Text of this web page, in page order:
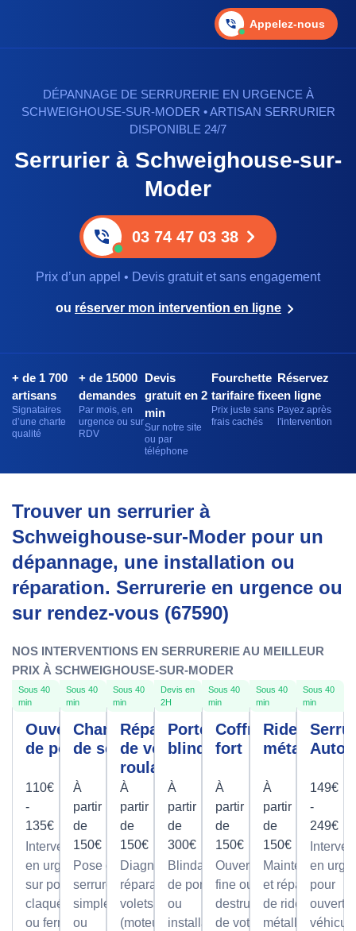
Appelez-nous
DÉPANNAGE DE SERRURERIE EN URGENCE À
SCHWEIGHOUSE-SUR-MODER • ARTISAN SERRURIER
DISPONIBLE 24/7
Serrurier à Schweighouse-sur-
Moder
03 74 47 03 38
Prix d’un appel • Devis gratuit et sans engagement
ou réserver mon intervention en ligne
+ de 1 700
artisans
Signataires
d’une charte
qualité
+ de 15000
demandes
Par mois, en
urgence ou sur
RDV
Devis
gratuit en 2
min
Sur notre site
ou par
téléphone
Fourchette
tarifaire fixe
Prix juste sans
frais cachés
Réservez
en ligne
Payez après
l'intervention
Trouver un serrurier à
Schweighouse-sur-Moder pour un
dépannage, une installation ou
réparation. Serrurerie en urgence ou
sur rendez-vous (67590)
NOS INTERVENTIONS EN SERRURERIE AU MEILLEUR
PRIX À SCHWEIGHOUSE-SUR-MODER
Sous 40
min
Ouverture
de porte
110€
-
135€
Intervention
en urgence
sur portes
claquées
ou fermées
Sous 40
min
Changement
de serrure
À
partir
de
150€
Pose de
serrures,
simples
ou
Sous 40
min
Réparation
de volet
roulant
À
partir
de
150€
Diagnostic et
réparation de
volets roulants
(moteur ou
Devis en
2H
Porte
blindée
À
partir
de
300€
Blindage
de porte
ou
installation
Sous 40
min
Coffre
fort
À
partir
de
150€
Ouverture
fine ou par
destruction
de votre
Sous 40
min
Rideau
métallique
À
partir
de
150€
Maintenance
et réparation
de rideaux
métalliques
Sous 40
min
149€
-
249€
en
pour